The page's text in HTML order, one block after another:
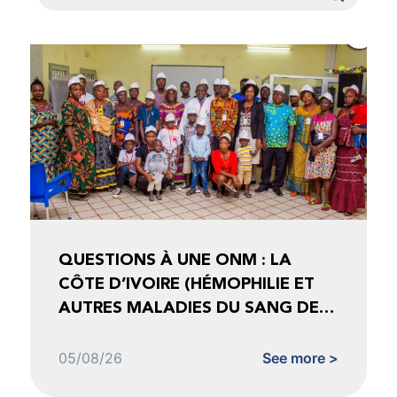
QUESTIONS À UNE ONM : LA
CÔTE D’IVOIRE (HÉMOPHILIE ET
AUTRES MALADIES DU SANG DE
05/08/26 See more >